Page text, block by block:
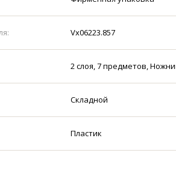
Vx06223.857
2 слоя, 7 предметов,
Складной
Пластик